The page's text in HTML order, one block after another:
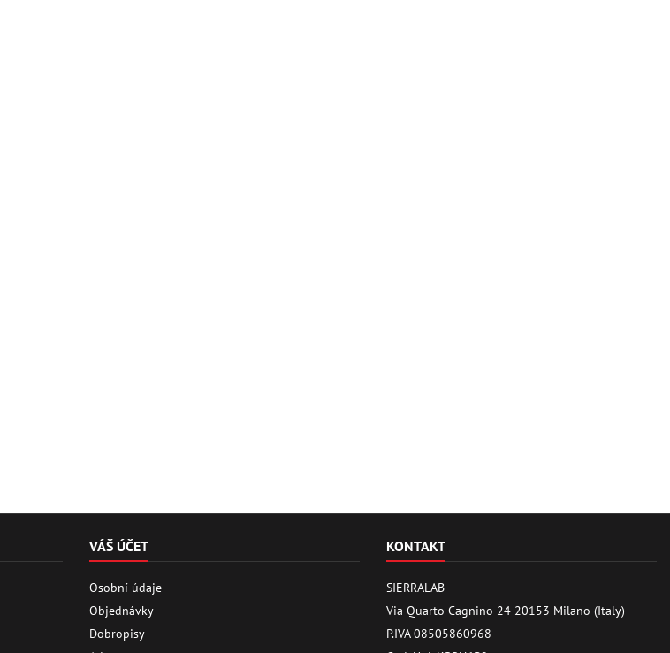
VÁŠ ÚČET
Osobní údaje
Objednávky
Dobropisy
KONTAKT
SIERRALAB
Via Quarto Cagnino 24 20153 Milano (Italy)
P.IVA 08505860968